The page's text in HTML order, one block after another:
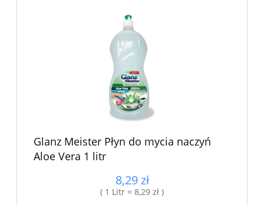
Glanz Meister Płyn do mycia naczyń
Aloe Vera 1 litr
8,29 zł
( 1 Litr = 8,29 zł )